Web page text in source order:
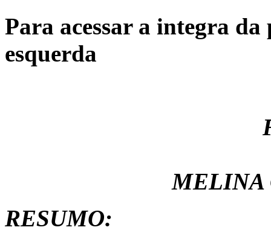
Para acessar a integra
esquerda
MELINA
RESUMO: